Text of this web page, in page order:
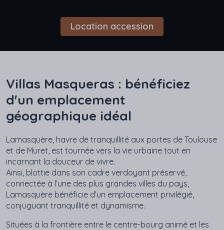
Location accession
Villas Masqueras : bénéficiez
d'un emplacement
géographique idéal
Lamasquère, havre de tranquillité aux portes de Toulouse
et de Muret, est tournée vers la vie urbaine tout en
incarnant la douceur de vivre.
Ainsi, blottie dans son cadre verdoyant préservé,
connectée à l’une des plus grandes villes du pays,
Lamasquère bénéficie d’un emplacement privilégié,
conjuguant tranquillité et dynamisme.
Situées à la frontière entre le centre-bourg animé et les